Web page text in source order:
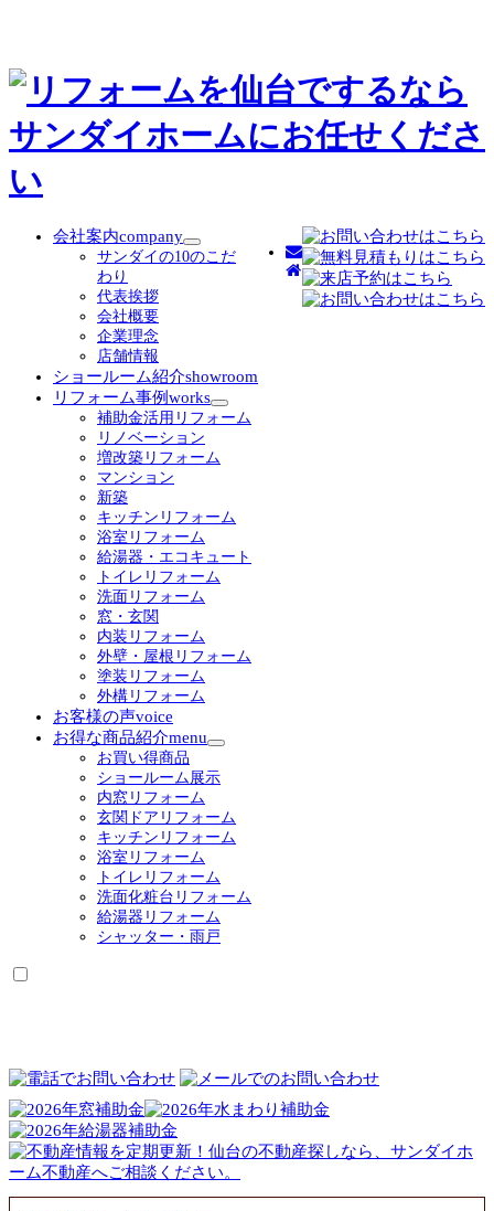
会社案内company
サ
を
展
開
サンダイの10のこだ
わり
代表挨拶
会社概要
企業理念
店舗情報
ショールーム紹介showroom
リフォーム事例works
サ
ー
補助金活用リフォーム
リノベーション
増改築リフォーム
マンション
新築
キッチンリフォーム
浴室リフォーム
給湯器・エコキュート
トイレリフォーム
洗面リフォーム
窓・玄関
内装リフォーム
外壁・屋根リフォーム
塗装リフォーム
外構リフォーム
お客様の声voice
お得な商品紹介menu
サ
ブ
ニ
ュ
お買い得商品
ショールーム展示
内窓リフォーム
玄関ドアリフォーム
キッチンリフォーム
浴室リフォーム
トイレリフォーム
洗面化粧台リフォーム
給湯器リフォーム
シャッター・雨戸